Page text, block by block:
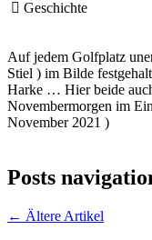
Geschichte
Auf jedem Golfplatz
Stiel ) im Bilde
Harke … Hier beide
Novembermorgen im
November 2021 )
Posts
← Ältere Artikel